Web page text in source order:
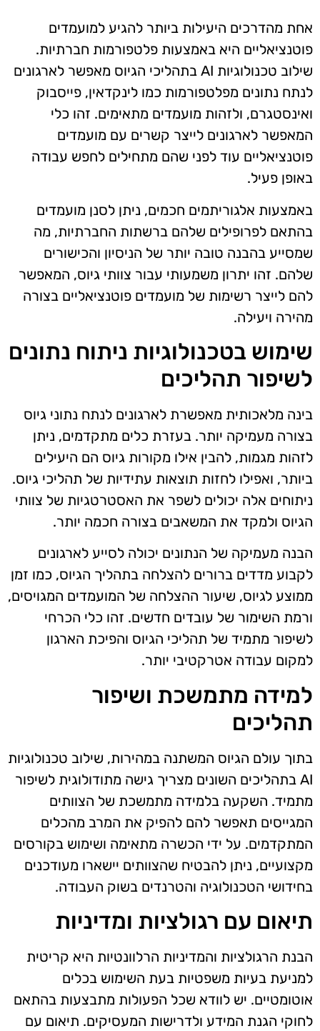
אחת מהדרכים היעילות ביותר להגיע למועמדים
פוטנציאליים היא באמצעות פלטפורמות חברתיות.
שילוב טכנולוגיות AI בתהליכי הגיוס מאפשר לארגונים
לנתח נתונים מפלטפורמות כמו לינקדאין, פייסבוק
ואינסטגרם, ולזהות מועמדים מתאימים. זהו כלי
המאפשר לארגונים לייצר קשרים עם מועמדים
פוטנציאליים עוד לפני שהם מתחילים לחפש עבודה
באופן פעיל.
באמצעות אלגוריתמים חכמים, ניתן לסנן מועמדים
בהתאם לפרופילים שלהם ברשתות החברתיות, מה
שמסייע בהבנה טובה יותר של הניסיון והכישורים
שלהם. זהו יתרון משמעותי עבור צוותי גיוס, המאפשר
להם לייצר רשימות של מועמדים פוטנציאליים בצורה
מהירה ויעילה.
שימוש בטכנולוגיות ניתוח נתונים
לשיפור תהליכים
בינה מלאכותית מאפשרת לארגונים לנתח נתוני גיוס
בצורה מעמיקה יותר. בעזרת כלים מתקדמים, ניתן
לזהות מגמות, להבין אילו מקורות גיוס הם היעילים
ביותר, ואפילו לחזות תוצאות עתידיות של תהליכי גיוס.
ניתוחים אלה יכולים לשפר את האסטרטגיות של צוותי
הגיוס ולמקד את המשאבים בצורה חכמה יותר.
הבנה מעמיקה של הנתונים יכולה לסייע לארגונים
לקבוע מדדים ברורים להצלחה בתהליך הגיוס, כמו זמן
ממוצע לגיוס, שיעור ההצלחה של המועמדים המגויסים,
ורמת השימור של עובדים חדשים. זהו כלי הכרחי
לשיפור מתמיד של תהליכי הגיוס והפיכת הארגון
למקום עבודה אטרקטיבי יותר.
למידה מתמשכת ושיפור
תהליכים
בתוך עולם הגיוס המשתנה במהירות, שילוב טכנולוגיות
AI בתהליכים השונים מצריך גישה מתודולוגית לשיפור
מתמיד. השקעה בלמידה מתמשכת של הצוותים
המגייסים תאפשר להם להפיק את המרב מהכלים
המתקדמים. על ידי הכשרה מתאימה ושימוש בקורסים
מקצועיים, ניתן להבטיח שהצוותים יישארו מעודכנים
בחידושי הטכנולוגיה והטרנדים בשוק העבודה.
תיאום עם רגולציות ומדיניות
הבנת הרגולציות והמדיניות הרלוונטיות היא קריטית
למניעת בעיות משפטיות בעת השימוש בכלים
אוטומטיים. יש לוודא שכל הפעולות מתבצעות בהתאם
לחוקי הגנת המידע ולדרישות המעסיקים. תיאום עם